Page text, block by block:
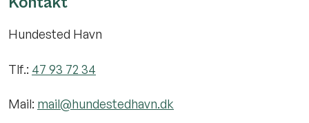
Hundested Havn
Tlf.: 47 93 72 34
Mail: mail@hundestedhavn.dk